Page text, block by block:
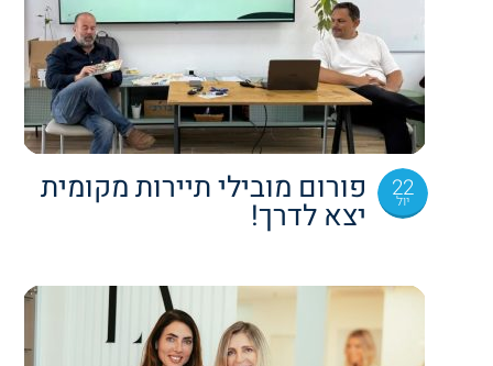
22
יול פורום מובילי תיירות מקומית
יצא לדרך!